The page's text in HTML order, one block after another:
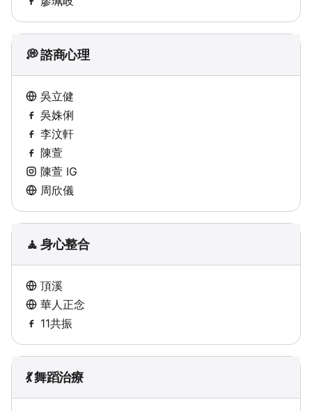
💭 諮商心理
吳立健
吳姝俐
李汶軒
陳萱
陳萱 IG
周欣儀
🧘 身心整合
頂溪
華人正念
11共振
💃 舞蹈治療